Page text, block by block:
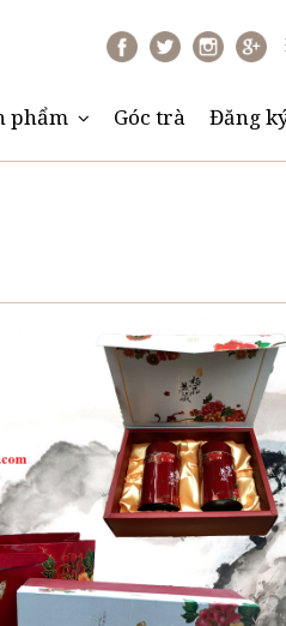
phẩm Góc trà Đăng